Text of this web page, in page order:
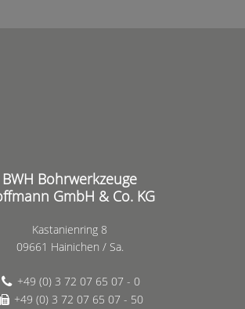
BWH Bohrwerkzeuge
GmbH & Co. KG
Kastanienring 8
09661 Hainichen / Sa.
+49 (0) 3 72 07 65 07 - 0
+49 (0) 3 72 07 65 07 - 50